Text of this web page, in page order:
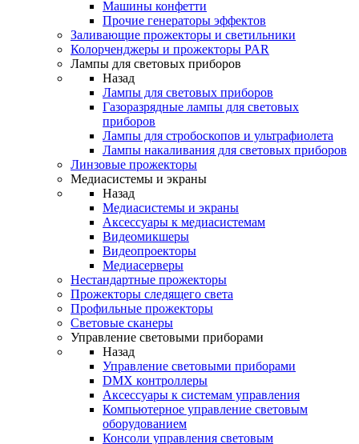
Машины конфетти
Прочие генераторы эффектов
Заливающие прожекторы и светильники
Колорченджеры и прожекторы PAR
Лампы для световых приборов
Назад
Лампы для световых приборов
Газоразрядные лампы для световых
приборов
Лампы для стробоскопов и ультрафиолета
Лампы накаливания для световых приборов
Линзовые прожекторы
Медиасистемы и экраны
Назад
Медиасистемы и экраны
Аксессуары к медиасистемам
Видеомикшеры
Видеопроекторы
Медиасерверы
Нестандартные прожекторы
Прожекторы следящего света
Профильные прожекторы
Световые сканеры
Управление световыми приборами
Назад
Управление световыми приборами
DMX контроллеры
Аксессуары к системам управления
Компьютерное управление световым
оборудованием
Консоли управления световым